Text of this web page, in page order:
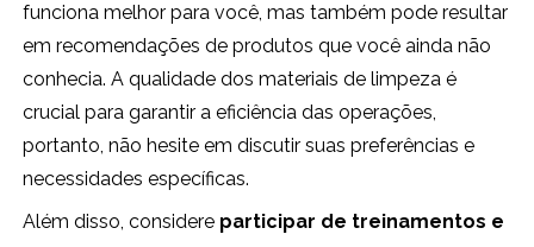
funciona melhor para você, mas também pode resultar
em recomendações de produtos que você ainda não
conhecia. A qualidade dos materiais de limpeza é
crucial para garantir a eficiência das operações,
portanto, não hesite em discutir suas preferências e
necessidades específicas.
Além disso, considere participar de treinamentos e